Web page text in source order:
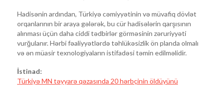
Hadisənin ardından, Türkiyə cəmiyyətinin və müvafiq dövlət
orqanlarının bir araya gələrək, bu cür hadisələrin qarşısının
alınması üçün daha ciddi tədbirlər görməsinin zəruriyyəti
vurğulanır. Hərbi fəaliyyətlərdə təhlükəsizlik ön planda olmalı
və ən müasir texnologiyaların istifadəsi təmin edilməlidir.
İstinad:
Türkiyə MN təyyarə qəzasında 20 hərbçinin öldüyünü